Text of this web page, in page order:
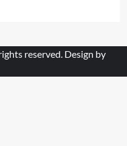
reserved. Design by